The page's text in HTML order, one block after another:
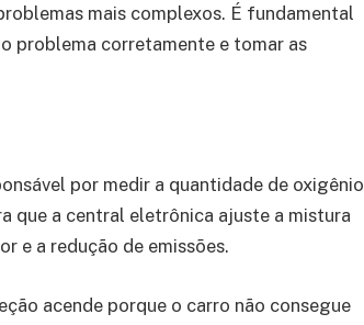
mais complexos. É fundamental
problema corretamente e tomar as
por medir a quantidade de oxigênio
que a central eletrônica ajuste a mistura
e a redução de emissões.
acende porque o carro não consegue